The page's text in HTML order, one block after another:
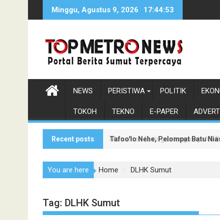
Minggu, Agustus 9, 2026 17:44:55
NEWS PERISTIWA POLITIK
TOKOH TEKNO E-PAPER
Recent posts Tafoo'lo Nehe, Pelompat Batu
Monumen Sisingamangaraja XII
You are here Home DLHK Sumut
Tag: DLHK Sumut